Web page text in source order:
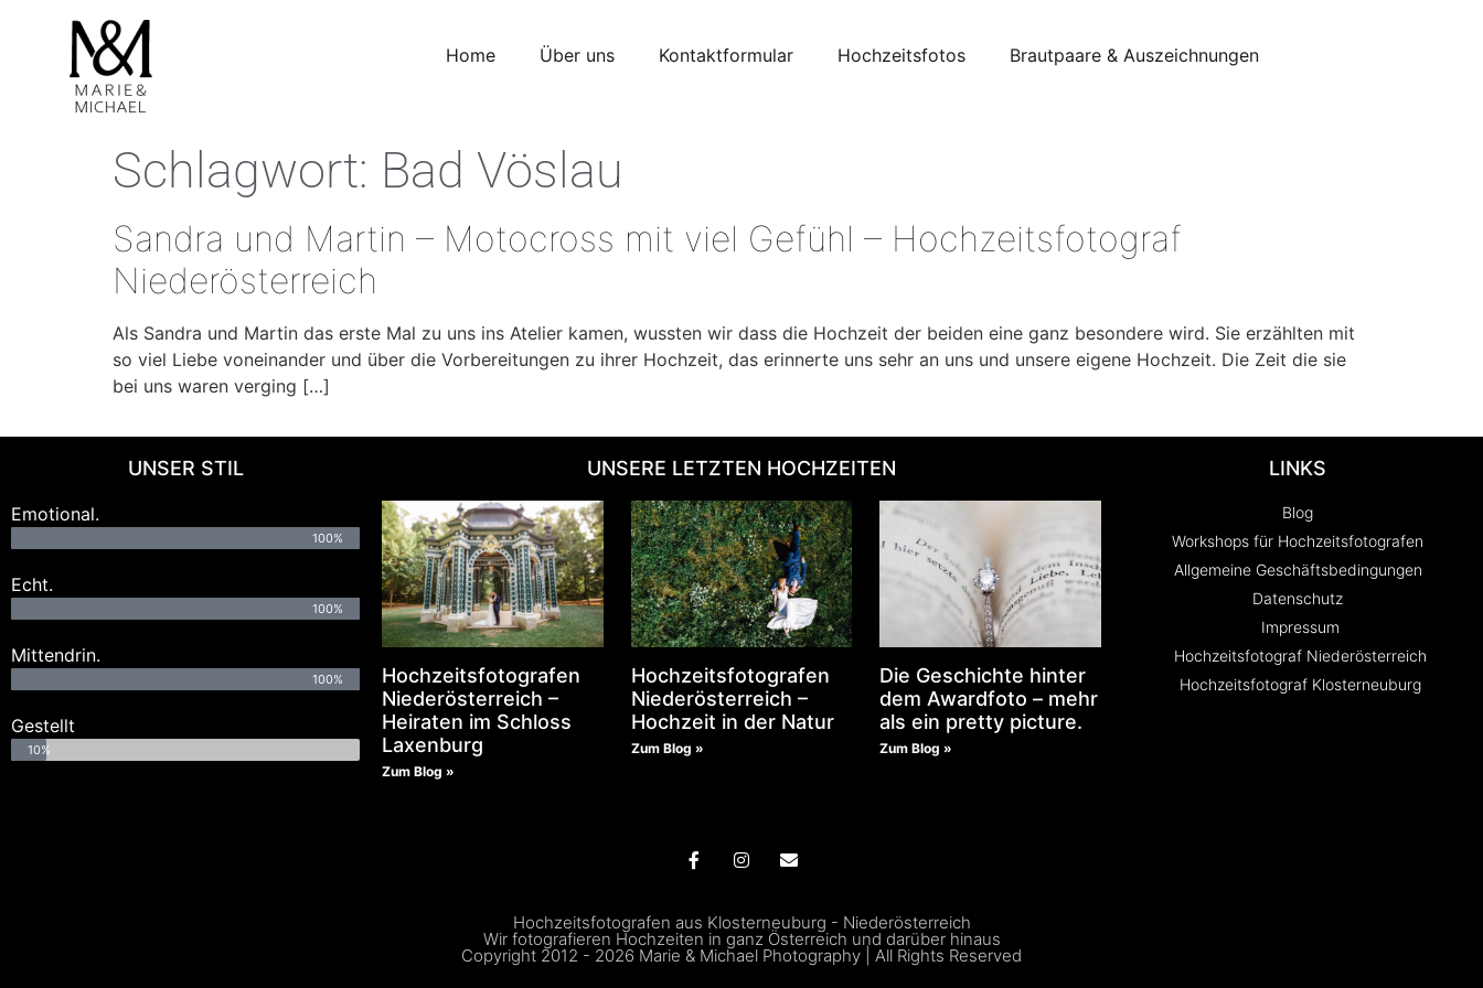
Home Über uns Kontaktformular Hochzeitsfotos Brautpaare & Auszeichnungen
Schlagwort: Bad Vöslau
Sandra und Martin – Motocross mit viel Gefühl – Hochzeitsfotograf
Niederösterreich
Als Sandra und Martin das erste Mal zu uns ins Atelier kamen, wussten wir dass die Hochzeit der beiden eine ganz besondere wird. Sie erzählten mit
so viel Liebe voneinander und über die Vorbereitungen zu ihrer Hochzeit, das erinnerte uns sehr an uns und unsere eigene Hochzeit. Die Zeit die sie
bei uns waren verging […]
UNSER STIL
Emotional.
100%
Echt.
100%
Mittendrin.
100%
Gestellt
10%
UNSERE LETZTEN HOCHZEITEN
Hochzeitsfotografen
Niederösterreich –
Heiraten im Schloss
Laxenburg
Zum Blog »
Hochzeitsfotografen
Niederösterreich –
Hochzeit in der Natur
Zum Blog »
Die Geschichte hinter
dem Awardfoto – mehr
als ein pretty picture.
Zum Blog »
LINKS
Blog
Workshops für Hochzeitsfotografen
Allgemeine Geschäftsbedingungen
Datenschutz
Impressum
Hochzeitsfotograf Niederösterreich
Hochzeitsfotograf Klosterneuburg
Hochzeitsfotografen aus Klosterneuburg - Niederösterreich
Wir fotografieren Hochzeiten in ganz Österreich und darüber hinaus
Copyright 2012 - 2026 Marie & Michael Photography | All Rights Reserved